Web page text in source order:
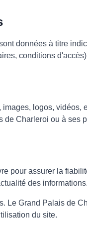
données à titre
conditions
logos, vidéos,
de Charleroi ou à ses
pour assurer la
des informations.
Le Grand Palais de
du site.